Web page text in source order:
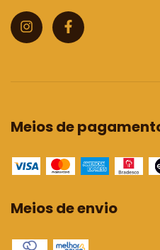
Meios de
Meios de envio